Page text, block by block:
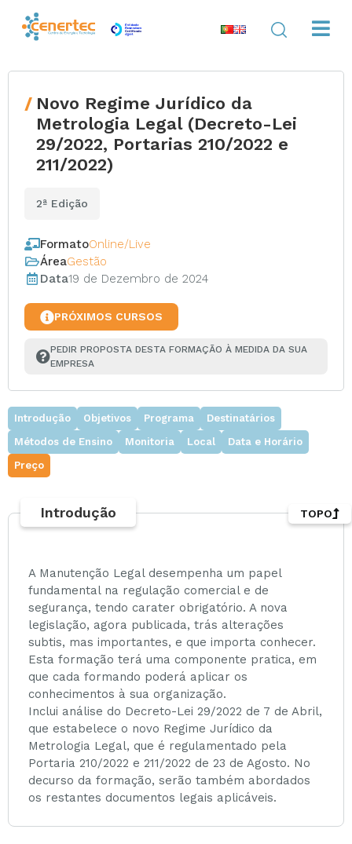
Novo Regime Jurídico da
Metrologia Legal (Decreto-Lei
29/2022, Portarias 210/2022 e
211/2022)
2ª Edição
FormatoOnline/Live
ÁreaGestão
Data19 de Dezembro de 2024
PRÓXIMOS CURSOS
PEDIR PROPOSTA DESTA FORMAÇÃO À MEDIDA DA SUA
EMPRESA
Introdução Objetivos Programa
Destinatários
Métodos de Ensino
Monitoria Local
Data e Horário
Preço
Acesso à plataforma E-Learning
Acesso à Documentação de Apoio
Certificado de Frequência
Introdução
A Manutenção Legal desempenha um papel
fundamental na regulação comercial e de
segurança, tendo carater obrigatório. A nova
legislação, agora publicada, trás alterações
subtis, mas importantes, e que importa conhecer.
Esta formação terá uma componente pratica, em
que cada formando poderá aplicar os
conhecimentos à sua organização.
Inclui análise do Decreto-Lei 29/2022 de 7 de Abril,
que estabelece o novo Regime Jurídico da
Metrologia Legal, que é regulamentado pela
Portaria 210/2022 e 211/2022 de 23 de Agosto. No
decurso da formação, serão também abordados
os restantes documentos legais aplicáveis.
TOPO